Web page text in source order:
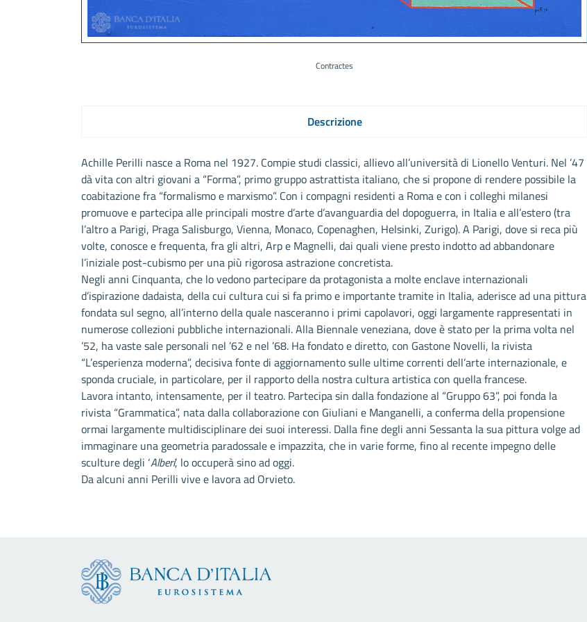
Contractes
Descrizione
Achille Perilli nasce a Roma nel 1927. Compie studi classici, allievo all’università di Lionello Venturi. Nel ’47
dà vita con altri giovani a “Forma”, primo gruppo astrattista italiano, che si propone di rendere possibile la
coabitazione fra “formalismo e marxismo”. Con i compagni residenti a Roma e con i colleghi milanesi
promuove e partecipa alle principali mostre d’arte d’avanguardia del dopoguerra, in Italia e all’estero (tra
l’altro a Parigi, Praga Salisburgo, Vienna, Monaco, Copenaghen, Helsinki, Zurigo). A Parigi, dove si reca più
volte, conosce e frequenta, fra gli altri, Arp e Magnelli, dai quali viene presto indotto ad abbandonare
l’iniziale post-cubismo per una più rigorosa astrazione concretista.
Negli anni Cinquanta, che lo vedono partecipare da protagonista a molte enclave internazionali
d’ispirazione dadaista, della cui cultura cui si fa primo e importante tramite in Italia, aderisce ad una pittura
fondata sul segno, all’interno della quale nasceranno i primi capolavori, oggi largamente rappresentati in
numerose collezioni pubbliche internazionali. Alla Biennale veneziana, dove è stato per la prima volta nel
’52, ha vaste sale personali nel ’62 e nel ’68. Ha fondato e diretto, con Gastone Novelli, la rivista
“L’esperienza moderna”, decisiva fonte di aggiornamento sulle ultime correnti dell’arte internazionale, e
sponda cruciale, in particolare, per il rapporto della nostra cultura artistica con quella francese.
Lavora intanto, intensamente, per il teatro. Partecipa sin dalla fondazione al “Gruppo 63”, poi fonda la
rivista “Grammatica”, nata dalla collaborazione con Giuliani e Manganelli, a conferma della propensione
ormai largamente multidisciplinare dei suoi interessi. Dalla fine degli anni Sessanta la sua pittura volge ad
immaginare una geometria paradossale e impazzita, che in varie forme, fino al recente impegno delle
sculture degli ‘Alberi’, lo occuperà sino ad oggi.
Da alcuni anni Perilli vive e lavora ad Orvieto.